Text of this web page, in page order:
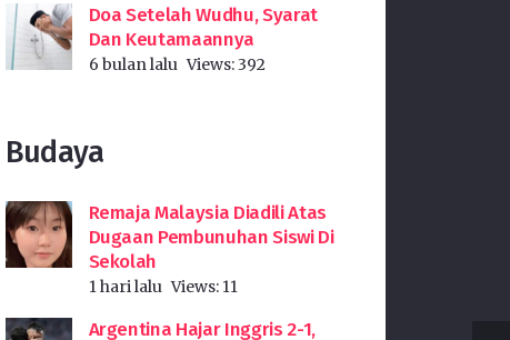
Doa Setelah Wudhu, Syarat
Dan Keutamaannya
6 bulan lalu Views:392
Budaya
Remaja Malaysia Diadili Atas
Dugaan Pembunuhan Siswi Di
Sekolah
1 hari lalu Views: 11
Argentina Hajar Inggris 2-1,